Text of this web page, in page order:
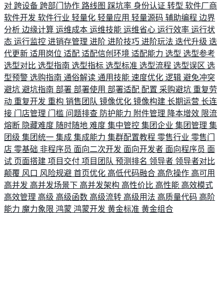
对 跨设备 跨部门协作 路线图 踩坑率 身份认证 转型 软件厂商
软件开发 软件行业 轻量化 轻量应用 轻量源码 辅助编程 边界
分析 边缘计算 运维成本 运维技能 运维省心 运行效率 运行状
态 运行监控 进销存管理 进阶 进阶技巧 进阶玩法 迭代升级 迭
代更新 适用岗位 适配 适配信创环境 适配能力 选型 选型参考
选型对比 选型指南 选型指标 选型标准 选型流程 选型误区 选
型预警 选购指南 通俗解读 通用技能 速度优化 逻辑 避免冲突
避坑 避坑指南 部署 部署使用 部署适配 配置 采购避坑 重复劳
动 重复开发 重构 销售团队 镜像优化 镜像构建 长期运营 长连
接 门店管理 门槛 问题排查 防护能力 附件管理 降本增效 限流
熔断 隐藏难度 随时随地 难度 集中管控 集团企业 集团管理 集
团级 集团统一 集成 集成能力 集群配置教程 零售行业 零售门
店 零基础 非程序员 面向二次开发 面向开发者 面向程序员 面
试 页面搭建 项目交付 项目团队 预测排名 领导者 领导者对比
颠覆 风口 风险规避 首页优化 高低代码融合 高危操作 高可用
高并发 高并发场景下 高并发架构 高性价比 高性能 高效模式
高效管理 高级 高级函数 高级流转 高级用法 高质量代码 高阶
能力 魔力象限 鸿蒙 鸿蒙开发 黄金标准 黄金组合